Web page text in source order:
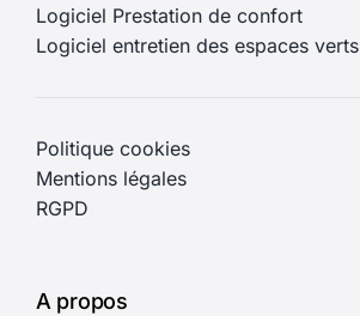
Logiciel Prestation de confort
Logiciel entretien des espaces verts
Politique cookies
Mentions légales
RGPD
A propos